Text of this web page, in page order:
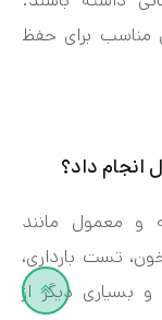
مناسب برای حفظ
انجام داد؟
و معمول مانند
تست بارداری،
بسیاری دیگر از